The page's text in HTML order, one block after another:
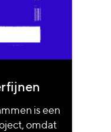
is een
omdat